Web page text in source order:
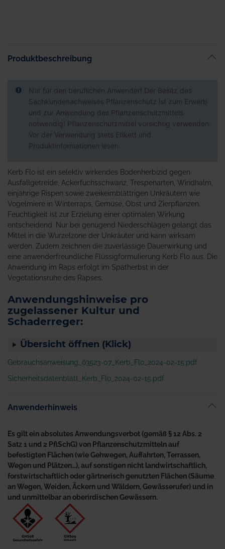
Produktbeschreibung
Nur für den beruflichen Anwender! Der Besitz des
Sachkundenachweises Pflanzenschutz ist zum Erwerb
und zur Anwendung des Pflanzenschutzmittels
notwendig! Pflanzenschutzmittel vorsichtig verwenden.
Vor der Verwendung stets Etikett und
Produktinformationen lesen.
Kerb Flo ist ein selektiv wirkendes Bodenherbizid gegen
Ausfallgetreide, Ackerfuchsschwanz, Trespenarten, Windhalm,
einjährige Rispen sowie zweikeimblättrigen Unkräutern wie
Vogelmiere in Winterraps, Gemüse, Obst und Zierpflanzen.
Feuchtigkeit ist zur Erzielung einer optimalen Wirkung
entscheidend. Nur bei genügend Niederschlägen gelangt das
Mittel in die Wurzelzone der Unkräuter und kann wirksam
werden. Zudem zeichnen die zuverlässige Dauerwirkung und
eine anwenderfreundliche Flüssigformulierung Kerb Flo aus. Die
Anwendung im Raps erfolgt im Spätherbst in der
Vegetationsruhe des Rapses.
Anwendungshinweise pro
zugelassener Kultur und
Schaderreger:
Übersicht öffnen (Klick)
Gebrauchsanweisung_63523-07_Kerb_Flo_2024-02-15.pdf
Sicherheitsdatenblatt_Kerb_Flo_2024-02-15.pdf
Anwenderhinweis
Es gilt ein absolutes Anwendungsverbot (gemäß § 12 Abs. 2
Satz 1 und 2 PflSchG) von Pflanzenschutzmitteln auf
befestigten Flächen (wie Gehwegen, Auffahrten, Terrassen,
Wegen und Plätzen…), auf sonstigen nicht landwirtschaftlich,
forstwirtschaftlich oder gärtnerisch genutzten Flächen (Säume
an Wegen, Weiden, Äckern und Wäldern, Gewässerufer) und in
und unmittelbar an oberirdischen Gewässern.